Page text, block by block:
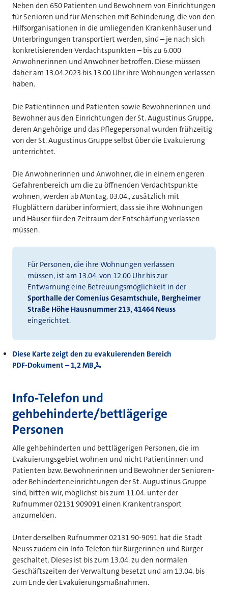
Neben den 650 Patienten und Bewohnern von Einrichtungen
für Senioren und für Menschen mit Behinderung, die von den
Hilfsorganisationen in die umliegenden Krankenhäuser und
Unterbringungen transportiert werden, sind – je nach sich
konkretisierenden Verdachtspunkten – bis zu 6.000
Anwohnerinnen und Anwohner betroffen. Diese müssen
daher am 13.04.2023 bis 13.00 Uhr ihre Wohnungen verlassen
haben.
Die Patientinnen und Patienten sowie Bewohnerinnen und
Bewohner aus den Einrichtungen der St. Augustinus Gruppe,
deren Angehörige und das Pflegepersonal wurden frühzeitig
von der St. Augustinus Gruppe selbst über die Evakuierung
unterrichtet.
Die Anwohnerinnen und Anwohner, die in einem engeren
Gefahrenbereich um die zu öffnenden Verdachtspunkte
wohnen, werden ab Montag, 03.04., zusätzlich mit
Flugblättern darüber informiert, dass sie ihre Wohnungen
und Häuser für den Zeitraum der Entschärfung verlassen
müssen.
Für Personen, die ihre Wohnungen verlassen
müssen, ist am 13.04. von 12.00 Uhr bis zur
Entwarnung eine Betreuungsmöglichkeit in der
Sporthalle der Comenius Gesamtschule, Bergheimer
Straße Höhe Hausnummer 213, 41464 Neuss
eingerichtet.
Diese Karte zeigt den zu evakuierenden Bereich
PDF-Dokument – 1,2 MB
Info-Telefon und
gehbehinderte/bettlägerige
Personen
Alle gehbehinderten und bettlägerigen Personen, die im
Evakuierungsgebiet wohnen und nicht Patientinnen und
Patienten bzw. Bewohnerinnen und Bewohner der Senioren-
oder Behinderteneinrichtungen der St. Augustinus Gruppe
sind, bitten wir, möglichst bis zum 11.04. unter der
Rufnummer 02131 909091 einen Krankentransport
anzumelden.
Unter derselben Rufnummer 02131 90-9091 hat die Stadt
Neuss zudem ein Info-Telefon für Bürgerinnen und Bürger
geschaltet. Dieses ist bis zum 13.04. zu den normalen
Geschäftszeiten der Verwaltung besetzt und am 13.04. bis
zum Ende der Evakuierungsmaßnahmen.